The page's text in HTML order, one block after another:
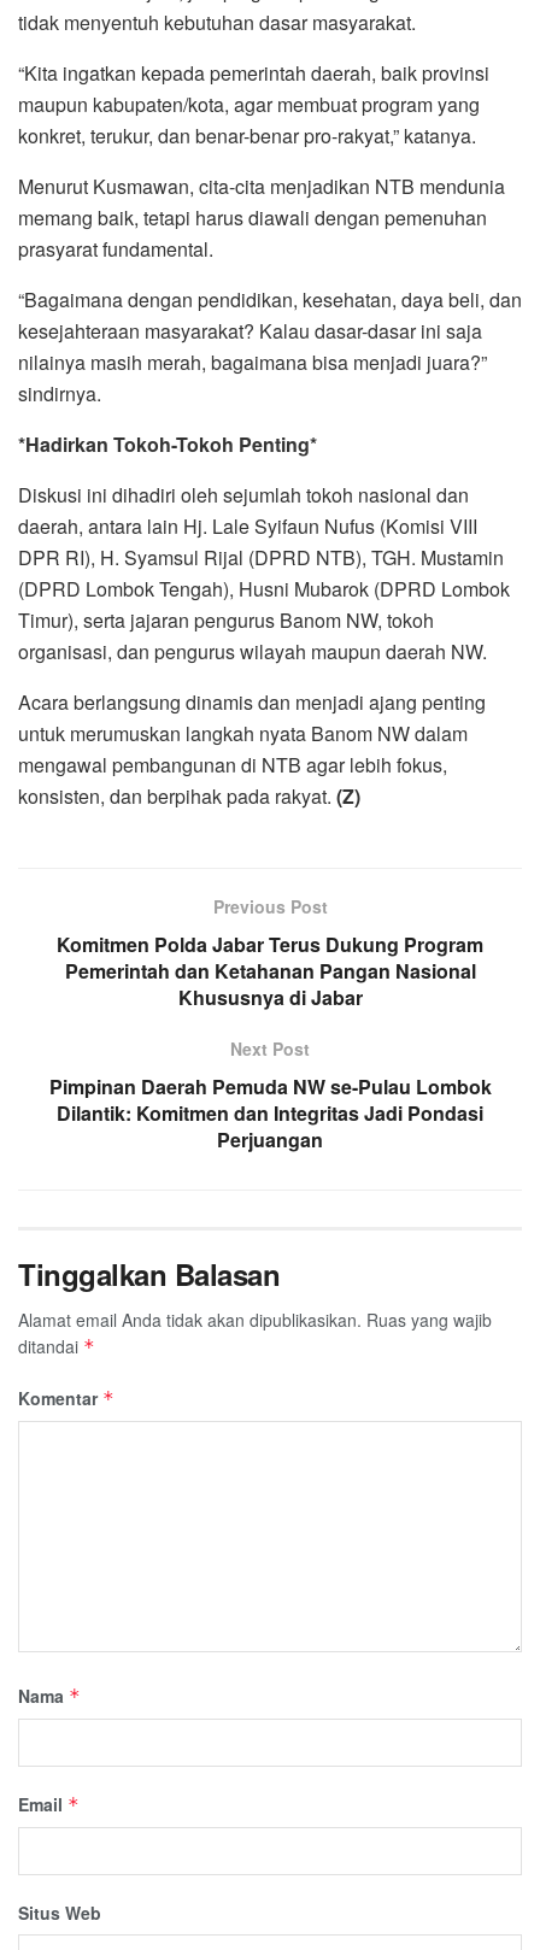
tidak menyentuh kebutuhan dasar masyarakat.
“Kita ingatkan kepada pemerintah daerah, baik provinsi
maupun kabupaten/kota, agar membuat program yang
konkret, terukur, dan benar-benar pro-rakyat,” katanya.
Menurut Kusmawan, cita-cita menjadikan NTB mendunia
memang baik, tetapi harus diawali dengan pemenuhan
prasyarat fundamental.
“Bagaimana dengan pendidikan, kesehatan, daya beli, dan
kesejahteraan masyarakat? Kalau dasar-dasar ini saja
nilainya masih merah, bagaimana bisa menjadi juara?”
sindirnya.
*Hadirkan Tokoh-Tokoh Penting*
Diskusi ini dihadiri oleh sejumlah tokoh nasional dan
daerah, antara lain Hj. Lale Syifaun Nufus (Komisi VIII
DPR RI), H. Syamsul Rijal (DPRD NTB), TGH. Mustamin
(DPRD Lombok Tengah), Husni Mubarok (DPRD Lombok
Timur), serta jajaran pengurus Banom NW, tokoh
organisasi, dan pengurus wilayah maupun daerah NW.
Acara berlangsung dinamis dan menjadi ajang penting
untuk merumuskan langkah nyata Banom NW dalam
mengawal pembangunan di NTB agar lebih fokus,
konsisten, dan berpihak pada rakyat. (Z)
Previous Post
Komitmen Polda Jabar Terus Dukung Program
Pemerintah dan Ketahanan Pangan Nasional
Khususnya di Jabar
Next Post
Pimpinan Daerah Pemuda NW se-Pulau Lombok
Dilantik: Komitmen dan Integritas Jadi Pondasi
Perjuangan
Tinggalkan Balasan
Alamat email Anda tidak akan dipublikasikan. Ruas yang wajib
ditandai *
Komentar *
Nama *
Email *
Situs Web